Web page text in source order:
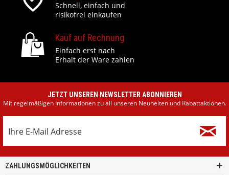
Schnell, einfach und
risikofrei einkaufen
Kauf auf Rechnung
Einfach erst nach
Erhalt der Ware zahlen
JETZT UNSEREN NEWSLETTER ABONNIEREN
Mit regelmäßigen Informationen zu all unseren Neuheiten und Rabattaktionen.
ZAHLUNGSMÖGLICHKEITEN